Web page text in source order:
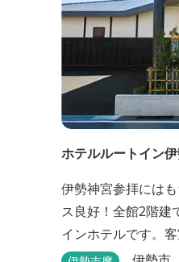
ホテルルートイン
伊勢神宮参拝には
ス良好！全館2階建
インホテルです。
ル・ ツインの他、